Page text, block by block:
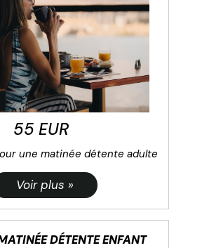
55 EUR
une matinée détente adulte
DÉTENTE ENFANT